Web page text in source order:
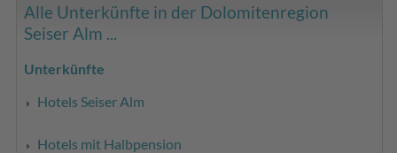
Alle Unterkünfte in der Dolomitenregion
Seiser Alm ...
Unterkünfte
Hotels Seiser Alm
Hotels mit Halbpension